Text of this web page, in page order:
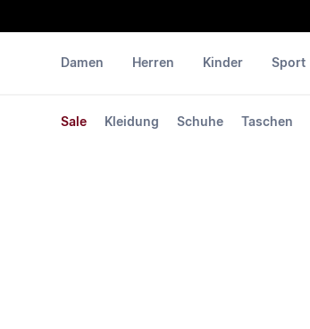
Damen
Sale Kleidung Schuhe Taschen
Herren Kinder Sport